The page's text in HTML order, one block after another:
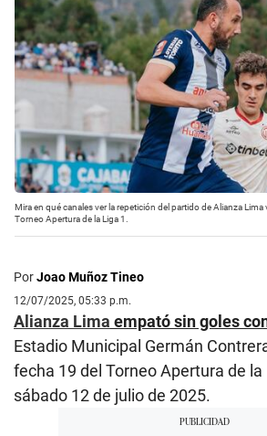
Mira en qué canales ver la repetición del partido de Alianza Lima
Torneo Apertura de la Liga 1.
PorJoao Muñoz Tineo
12/07/2025, 05:33 p.m.
Alianza Lima empató sin goles
Estadio Municipal Germán
fecha 19 del Torneo Apertura de la
sábado 12 de julio de 2025.